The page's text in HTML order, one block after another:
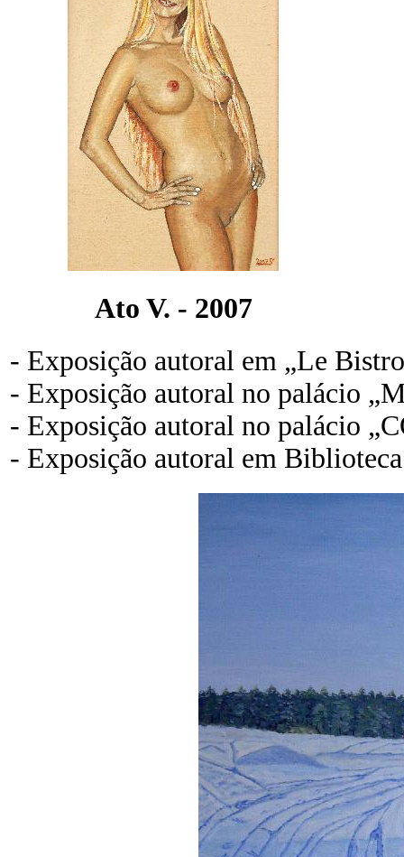
Ato V. - 2007
- Exposição autoral em „Le
- Exposição autoral no palácio
- Exposição autoral no palácio
- Exposição autoral em